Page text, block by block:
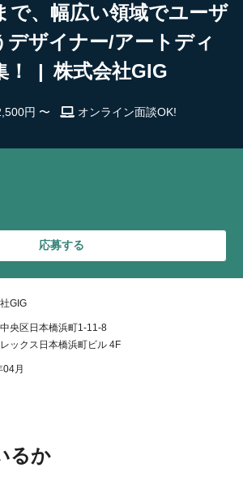
で、幅広い領域でユーザ
デザイナー/アートディ
！ | 株式会社GIG
円 〜 オンライン面談OK!
るか
応募する
GIG
央区日本橋浜町1-11-8
ックス日本橋浜町ビル 4F
04月